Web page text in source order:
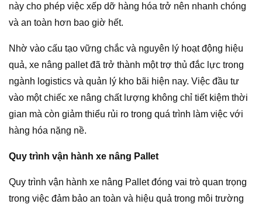
này cho phép việc xếp dỡ hàng hóa trở nên nhanh chóng
và an toàn hơn bao giờ hết.
Nhờ vào cấu tạo vững chắc và nguyên lý hoạt động hiệu
quả, xe nâng pallet đã trở thành một trợ thủ đắc lực trong
ngành logistics và quản lý kho bãi hiện nay. Việc đầu tư
vào một chiếc xe nâng chất lượng không chỉ tiết kiệm thời
gian mà còn giảm thiểu rủi ro trong quá trình làm việc với
hàng hóa nặng nề.
Quy trình vận hành xe nâng Pallet
Quy trình vận hành xe nâng Pallet đóng vai trò quan trọng
trong việc đảm bảo an toàn và hiệu quả trong môi trường